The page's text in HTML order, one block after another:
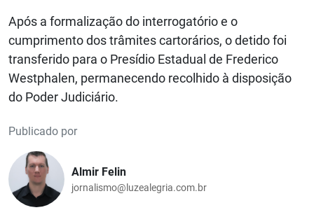
Após a formalização do interrogatório e o
cumprimento dos trâmites cartorários, o detido foi
transferido para o Presídio Estadual de Frederico
Westphalen, permanecendo recolhido à disposição
do Poder Judiciário.
Publicado por
Almir Felin
jornalismo@luzealegria.com.br